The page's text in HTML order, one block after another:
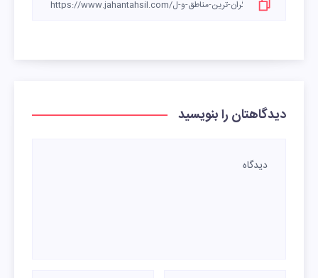
دیدگاهتان را بنویسید